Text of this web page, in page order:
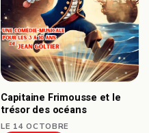
Capitaine Frimousse et le
trésor des océans
LE 14 OCTOBRE